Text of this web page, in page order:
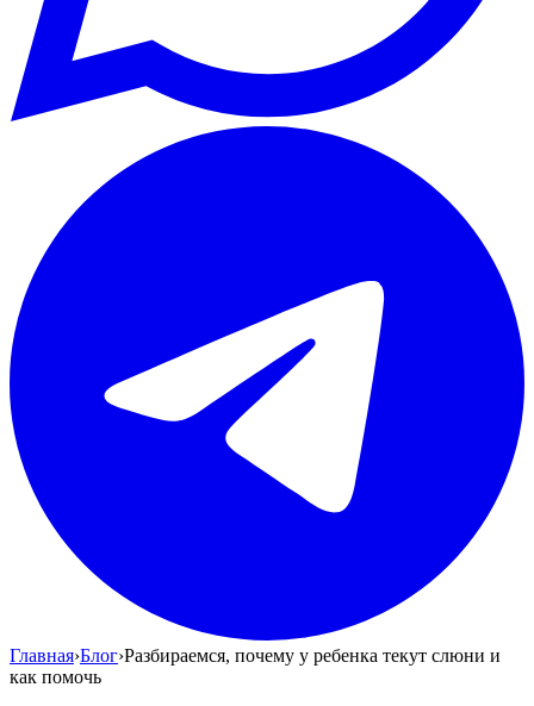
Главная›Блог›Разбираемся, почему у ребенка текут слюни и
как помочь